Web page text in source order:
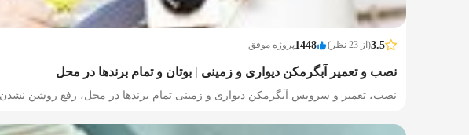
3.5(از 23 نظر) 1448پروژه موفق
نصب و تعمیر آبگرمکن دیواری و زمینی | بوتان و تمام برندها در محل
نصب، تعمیر و سرویس آبگرمکن دیواری و زمینی تمام برندها در محل، رفع روشن